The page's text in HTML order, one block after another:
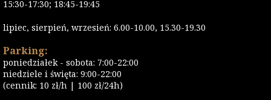
15:30-17:30; 18:45-19:45
lipiec, sierpień, wrzesień: 6.00-10.00, 15.30-19.30
Parking:
poniedziałek - sobota: 7:00-22:00
niedziele i święta: 9:00-22:00
(cennik: 10 zł/h | 100 zł/24h)